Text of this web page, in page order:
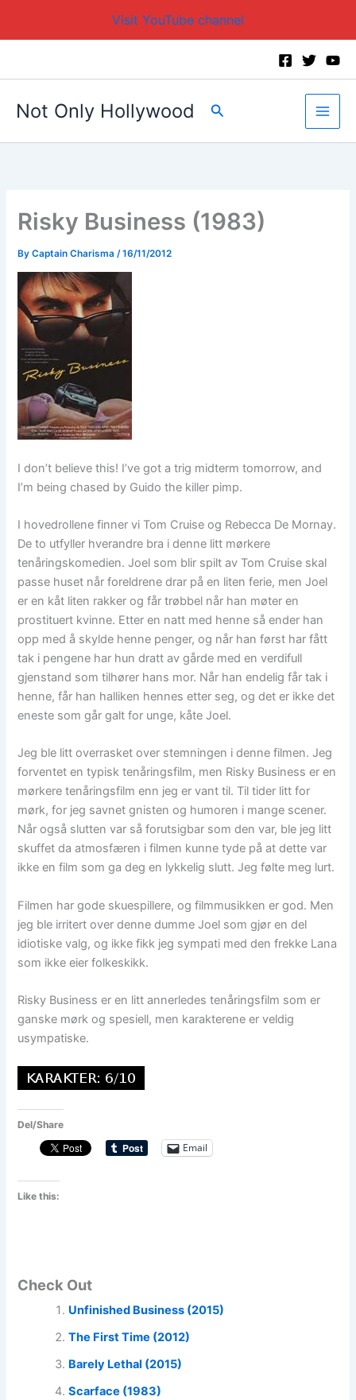
Visit YouTube channel
Not Only Hollywood Search
Risky Business (1983)
ByCaptain Charisma /16/11/2012
I don’t believe this! I’ve got a trig midterm tomorrow, and
I’m being chased by Guido the killer pimp.
I hovedrollene finner vi Tom Cruise og Rebecca De Mornay.
De to utfyller hverandre bra i denne litt mørkere
tenåringskomedien. Joel som blir spilt av Tom Cruise skal
passe huset når foreldrene drar på en liten ferie, men Joel
er en kåt liten rakker og får trøbbel når han møter en
prostituert kvinne. Etter en natt med henne så ender han
opp med å skylde henne penger, og når han først har fått
tak i pengene har hun dratt av gårde med en verdifull
gjenstand som tilhører hans mor. Når han endelig får tak i
henne, får han halliken hennes etter seg, og det er ikke det
eneste som går galt for unge, kåte Joel.
Jeg ble litt overrasket over stemningen i denne filmen. Jeg
forventet en typisk tenåringsfilm, men Risky Business er en
mørkere tenåringsfilm enn jeg er vant til. Til tider litt for
mørk, for jeg savnet gnisten og humoren i mange scener.
Når også slutten var så forutsigbar som den var, ble jeg litt
skuffet da atmosfæren i filmen kunne tyde på at dette var
ikke en film som ga deg en lykkelig slutt. Jeg følte meg lurt.
Filmen har gode skuespillere, og filmmusikken er god. Men
jeg ble irritert over denne dumme Joel som gjør en del
idiotiske valg, og ikke fikk jeg sympati med den frekke Lana
som ikke eier folkeskikk.
Risky Business er en litt annerledes tenåringsfilm som er
ganske mørk og spesiell, men karakterene er veldig
usympatiske.
Del/Share
Email
Like this:
Check Out
Unfinished Business (2015)
The First Time (2012)
Barely Lethal (2015)
Scarface (1983)